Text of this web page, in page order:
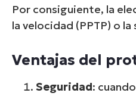
Por consiguiente, la
la velocidad (PPTP) o
Ventajas del
Seguridad: